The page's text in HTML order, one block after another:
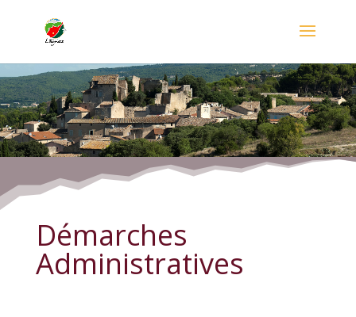
Démarches Administratives
Démarches
Administratives